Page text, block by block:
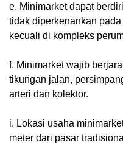
‎e. Minimarket dapat
tidak diperkenankan
kecuali di kompleks
‎f. Minimarket wajib
tikungan jalan,
arteri dan kolektor.
‎i. Lokasi usaha
meter dari pasar